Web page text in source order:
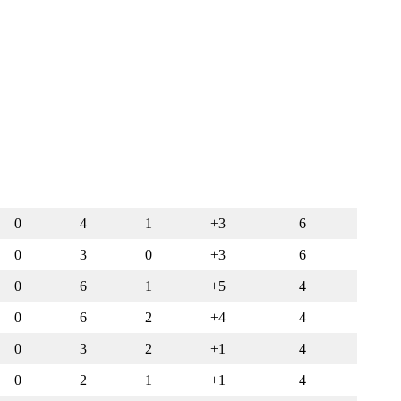
0 4 1 +3 6
0 3 0 +3 6
0 6 1 +5 4
0 6 2 +4 4
0 3 2 +1 4
0 2 1 +1 4